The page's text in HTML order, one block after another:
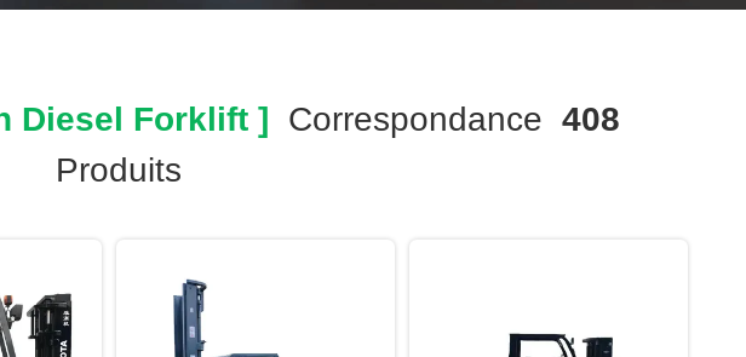
Diesel Forklift ] Correspondance 408
Produits